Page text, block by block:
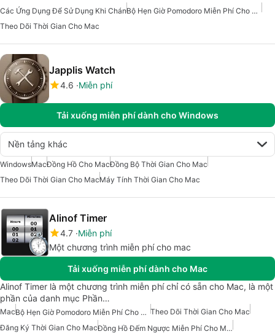
Các Ứng Dụng Để Sử Dụng Khi Chán
Bộ Hẹn Giờ Pomodoro Miễn Phí Cho Mac
Theo Dõi Thời Gian Cho Mac
Japplis Watch
4.6 Miễn phí
Tải xuống miễn phí dành cho Windows
Nền tảng khác
WindowsMacĐồng Hồ Cho MacĐồng Bộ Thời Gian Cho Mac
Theo Dõi Thời Gian Cho MacMáy Tính Thời Gian Cho Mac
Alinof Timer
4.7 Miễn phí
Một chương trình miễn phí cho mac
Tải xuống miễn phí dành cho Mac
Alinof Timer là một chương trình miễn phí chỉ có sẵn cho Mac, là một
phần của danh mục Phần…
Mac Bộ Hẹn Giờ Pomodoro Miễn Phí Cho Mac Theo Dõi Thời Gian Cho Mac
Đăng Ký Thời Gian Cho Mac
Đồng Hồ Đếm Ngược Miễn Phí Cho Mac